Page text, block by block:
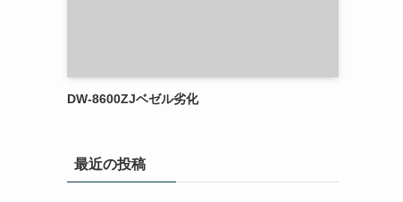
DW-8600ZJベゼル劣化
最近の投稿